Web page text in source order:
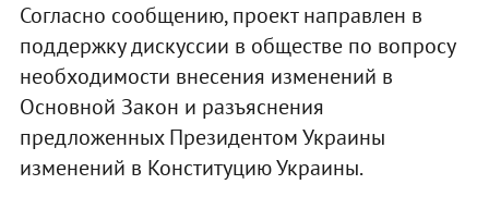
Согласно сообщению, проект направлен в
поддержку дискуссии в обществе по вопросу
необходимости внесения изменений в
Основной Закон и разъяснения
предложенных Президентом Украины
изменений в Конституцию Украины.